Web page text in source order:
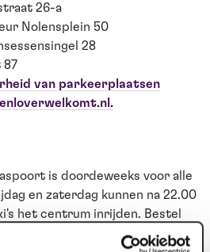
26-a
Nolensplein 50
28
87
van parkeerplaatsen
is doordeweeks voor alle
en zaterdag kunnen na 22.00
het centrum inrijden. Bestel